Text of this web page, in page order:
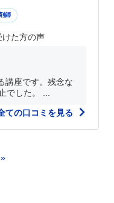
師
けた方の声
講座です。残念な
でした。 ...
ての口コミを見る
»